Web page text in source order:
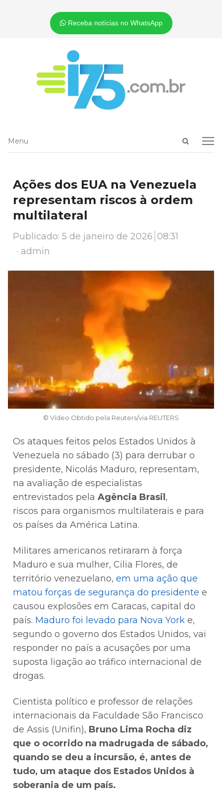
Receba notícias no WhatsApp
Open
Menu
Menu
Ações dos EUA na Venezuela
representam riscos à ordem
multilateral
Publicado:5 de janeiro de 2026 08:31
Author
admin
© Vídeo Obtido pela Reuters/via REUTERS
Os ataques feitos pelos Estados Unidos à
Venezuela no sábado (3) para derrubar o
presidente, Nicolás Maduro, representam,
na avaliação de especialistas
entrevistados pelaAgência Brasil ,
riscos para organismos multilaterais e para
os países da América Latina.
Militares americanos retiraram à força
Maduro e sua mulher, Cilia Flores, de
território venezuelano,em uma ação que
matou forças de segurança do presidente e
causou explosões em Caracas, capital do
país. Maduro foi levado para Nova York e,
segundo o governo dos Estados Unidos, vai
responder no país a acusações por uma
suposta ligação ao tráfico internacional de
drogas.
Cientista político e professor de relações
internacionais da Faculdade São Francisco
de Assis (Unifin), Bruno Lima Rocha diz
que o ocorrido na madrugada de sábado,
quando se deu a incursão, é, antes de
tudo, um ataque dos Estados Unidos à
soberania de um país.